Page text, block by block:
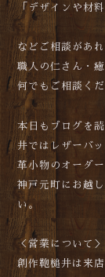
「デザインや材
などご相談があ
職人の仁さん・
何でもご相談く
本日もブログを
井ではレザーバ
革小物のオーダ
神戸元町にお越
い。
＜営業について＞
創作鞄槌井は来